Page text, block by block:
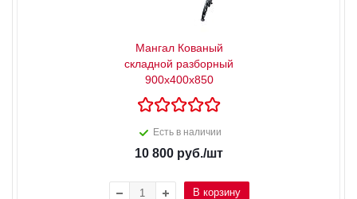
Мангал Кованый
складной разборный
900х400х850
Есть в наличии
10 800 руб./шт
В корзину